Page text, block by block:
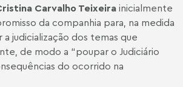
Carvalho Teixeira inicialmente
da companhia para, na medida
judicialização dos temas que
de modo a “poupar o Judiciário
do ocorrido na